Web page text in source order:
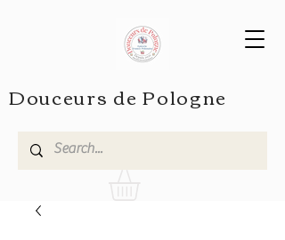
Douceurs de Pologne